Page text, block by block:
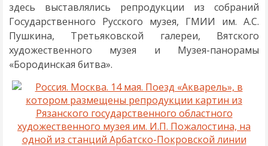
здесь выставлялись репродукции из собраний
Государственного Русского музея, ГМИИ им. А.С.
Пушкина, Третьяковской галереи, Вятского
художественного музея и Музея-панорамы
«Бородинская битва».